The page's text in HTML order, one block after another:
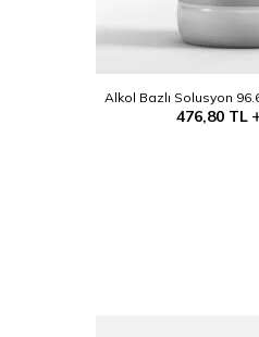
Alkol Bazlı Solusyon
476,80 TL